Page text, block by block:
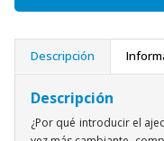
Descripción
Descripción
¿Por qué introducir el